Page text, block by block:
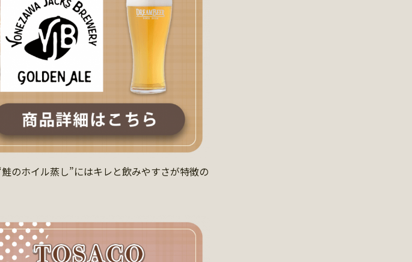
のホイル蒸し”にはキレと飲みやすさが特徴の